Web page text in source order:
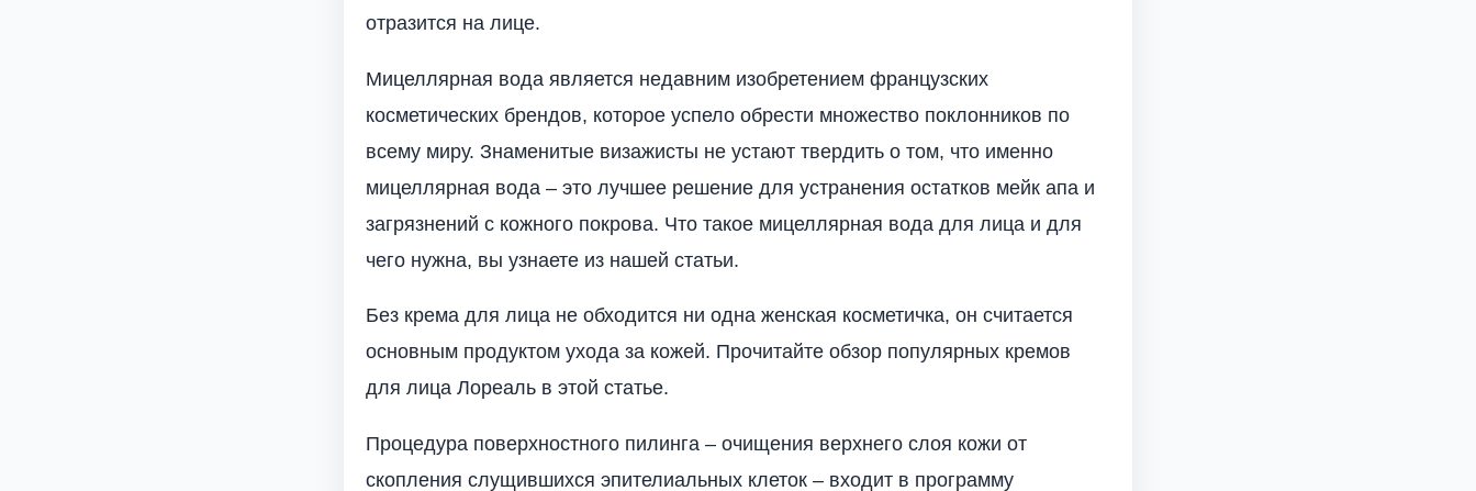
отразится на лице.
Мицеллярная вода является недавним изобретением французских
косметических брендов, которое успело обрести множество поклонников по
всему миру. Знаменитые визажисты не устают твердить о том, что именно
мицеллярная вода – это лучшее решение для устранения остатков мейк апа и
загрязнений с кожного покрова. Что такое мицеллярная вода для лица и для
чего нужна, вы узнаете из нашей статьи.
Без крема для лица не обходится ни одна женская косметичка, он считается
основным продуктом ухода за кожей. Прочитайте обзор популярных кремов
для лица Лореаль в этой статье.
Процедура поверхностного пилинга – очищения верхнего слоя кожи от
скопления слущившихся эпителиальных клеток – входит в программу